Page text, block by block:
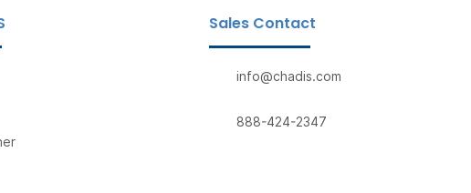
Sales Contact
info@chadis.com
888-424-2347